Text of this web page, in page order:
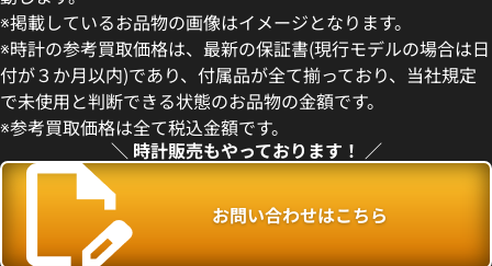
テレーション
格
日時点の参考買取価格です
220.10.40.20.01.001
参考買取価格
433,000円
※2025年1月9日時点の参考買
※掲載しているお品物の画像はイメージとなります。
※時計の参考買取価格は、最新の保証書(現行モデルの場合は日
付が３か月以内)であり、付属品が全て揃っており、当社規定
で未使用と判断できる状態のお品物の金額です。
※参考買取価格は全て税込金額です。
＼ 時計販売もやっております！ ／
お問い合わせはこちら